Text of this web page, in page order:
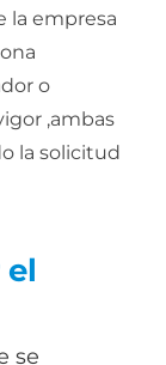
la empresa
o
,ambas
la solicitud
se